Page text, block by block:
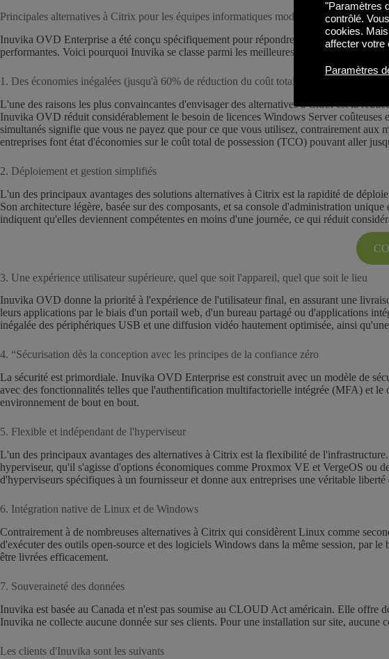
Principales alternatives à Citrix pour les équipes informatiques modernes
Inuvika OVD Enterprise a été conçu spécifiquement pour répondre aux limites des
performantes. Voici pourquoi Inuvika se classe parmi les meilleures alternatives à Citrix :
1. Des économies inégalées (jusqu'à 60% de réduction du coût total de possession)
L'une des raisons les plus convaincantes d'envisager des alternatives à Citrix est la
Inuvika OVD réduit considérablement le besoin de licences Windows Server
simultanés signifie que vous ne payez que pour ce que vous utilisez, contrairement
entreprises font état d'économies sur le coût total de possession (TCO) pouvant aller
2. Déploiement et gestion simplifiés
L'un des principaux avantages des solutions alternatives à Citrix est la rapidité de
Son architecture légère, basée sur des composants, et sa console d'administration
indiquent qu'elles deviennent compétentes en moins d'une journée, ce qui réduit
3. Une expérience utilisateur supérieure, quel que soit l'appareil, quel que soit le lieu
Inuvika OVD donne la priorité à l'expérience de l'utilisateur final, en assurant une
leurs applications par le biais d'un portail web, d'un bureau partagé ou d'applications
inégalée des périphériques USB et une diffusion vidéo hautement optimisée, ainsi
4. “Sécurisation dès la conception avec les principes de la confiance zéro
La sécurité est primordiale. Inuvika OVD Enterprise est construit avec un modèle de
avec des fonctionnalités telles que l'authentification multifactorielle intégrée (MFA) et
environnement de bout en bout.
5. Flexible et indépendant de l'hyperviseur
L'un des principaux avantages des alternatives à Citrix est la flexibilité de
hyperviseur, qu'il s'agisse d'options économiques comme Proxmox VE et VergeOS
d'hyperviseurs spécifiques à un fournisseur et donne aux entreprises une véritable
6. Intégration native de Linux et de Windows
Contrairement à de nombreuses alternatives à Citrix qui considèrent Linux comme
d'exécuter des outils open-source et des logiciels Windows dans la même session, par
être livrées efficacement.
7. Souveraineté des données
Inuvika est basée au Canada et n'est pas soumise au CLOUD Act américain. Elle offre
Inuvika ne collecte aucune donnée sur ses clients. Pour une installation sur site, aucune
Les clients d'Inuvika sont les suivants
"Paramètres
contrôlé.
cookies.
affecter votre
Paramètres